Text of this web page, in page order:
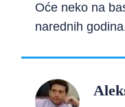
Oće neko na
narednih